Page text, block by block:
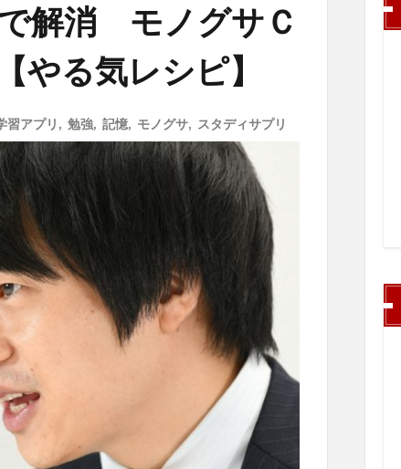
解消 モノグサＣ
やる気レシピ】
習アプリ 勉強, 記憶, モノグサ, スタディサプリ